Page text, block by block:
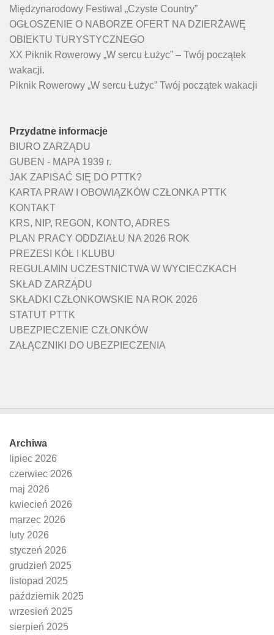
Międzynarodowy Festiwal „Czyste Country”
OGŁOSZENIE O NABORZE OFERT NA DZIERŻAWĘ
OBIEKTU TURYSTYCZNEGO
XX Piknik Rowerowy „W sercu Łużyc” – Twój początek
wakacji.
Piknik Rowerowy „W sercu Łużyc” Twój początek wakacji
Przydatne informacje
BIURO ZARZĄDU
GUBEN - MAPA 1939 r.
JAK ZAPISAĆ SIĘ DO PTTK?
KARTA PRAW I OBOWIĄZKÓW CZŁONKA PTTK
KONTAKT
KRS, NIP, REGON, KONTO, ADRES
PLAN PRACY ODDZIAŁU NA 2026 ROK
PREZESI KÓŁ I KLUBU
REGULAMIN UCZESTNICTWA W WYCIECZKACH
SKŁAD ZARZĄDU
SKŁADKI CZŁONKOWSKIE NA ROK 2026
STATUT PTTK
UBEZPIECZENIE CZŁONKÓW
ZAŁĄCZNIKI DO UBEZPIECZENIA
Archiwa
lipiec 2026
czerwiec 2026
maj 2026
kwiecień 2026
marzec 2026
luty 2026
styczeń 2026
grudzień 2025
listopad 2025
październik 2025
wrzesień 2025
sierpień 2025